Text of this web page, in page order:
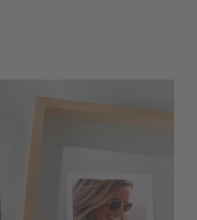
Collection»